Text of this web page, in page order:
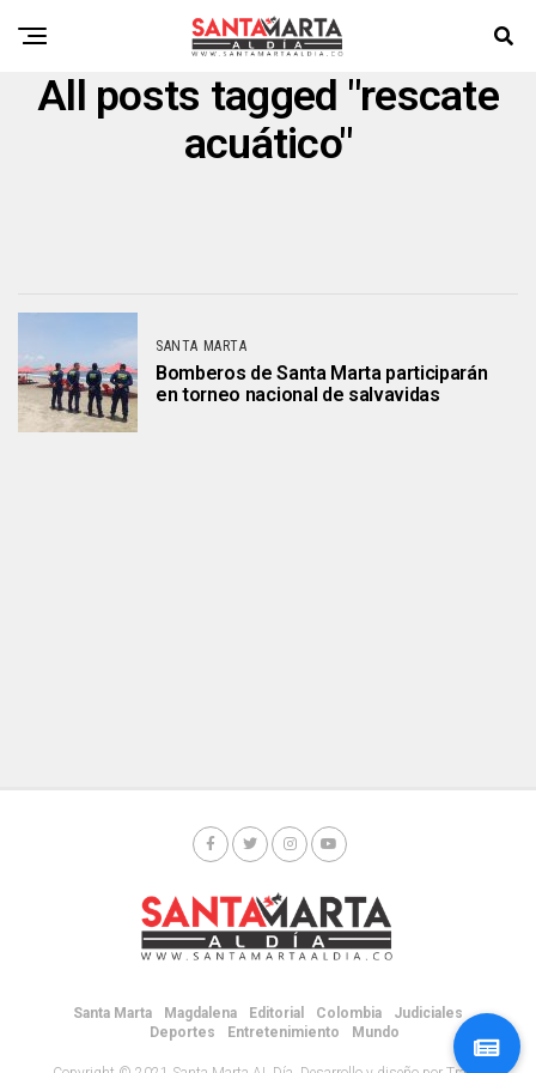
All posts tagged "rescate
acuático"
SANTA MARTA
Bomberos de Santa Marta participarán
en torneo nacional de salvavidas
Santa Marta Magdalena Editorial Colombia
Judiciales
Deportes
Entretenimiento Mundo